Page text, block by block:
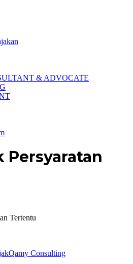
& ADVOCATE
Persyaratan
Tertentu
Qamy Consulting